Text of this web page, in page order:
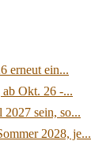
erneut ein...
Okt. 26 -...
sein, so...
2028, je...